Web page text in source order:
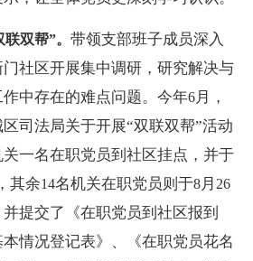
双帮”。 带领支部班子成员深入
社区开展集中调研，研究解决与
中存在的难点问题。今年6月，
司法局关于开展“双联双帮”活动
一名在职党员到社区挂点，并于
其余14名机关在职党员则于8月 26
提交了《在职党员到社区报到
情况登记表》、《在职党员花名